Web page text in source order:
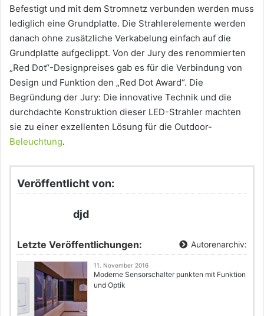
Befestigt und mit dem Stromnetz verbunden werden muss
lediglich eine Grundplatte. Die Strahlerelemente werden
danach ohne zusätzliche Verkabelung einfach auf die
Grundplatte aufgeclippt. Von der Jury des renommierten
„Red Dot“-Designpreises gab es für die Verbindung von
Design und Funktion den „Red Dot Award“. Die
Begründung der Jury: Die innovative Technik und die
durchdachte Konstruktion dieser LED-Strahler machten
sie zu einer exzellenten Lösung für die Outdoor-
Beleuchtung.
Veröffentlicht von:
djd
Letzte Veröffentlichungen: Autorenarchiv:
11. November 2016
Moderne Sensorschalter punkten mit Funktion
und Optik